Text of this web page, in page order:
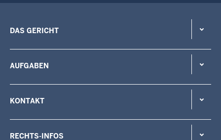
DAS GERICHT
AUFGABEN
KONTAKT
RECHTS-INFOS